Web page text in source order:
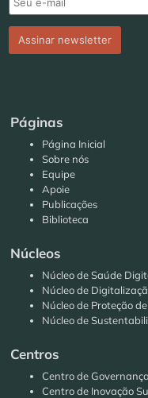
Páginas
Página Inicial
Sobre nós
Equipe
Apoie
Publicações
Biblioteca
Núcleos
Núcleo de Saúde
Núcleo de
Núcleo de Proteção
Núcleo de
Centros
Centro de
Centro de Inovação